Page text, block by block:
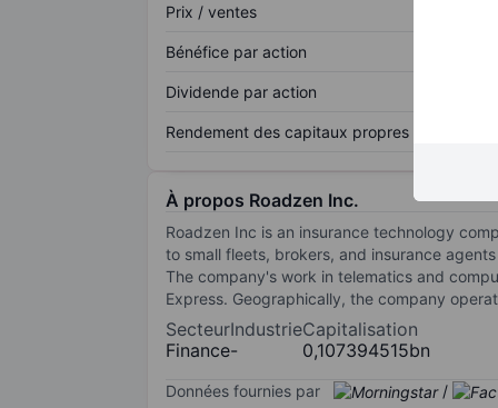
Prix / ventes
Bénéfice par action
Dividende par action
Rendement des capitaux propres
À propos Roadzen Inc.
Roadzen Inc is an insurance technology
to small fleets, brokers, and insurance
The company's work in telematics and
Express. Geographically, the company
Secteur
Finance
Industrie
-
Capitalisation
0,107394515bn
Données fournies par /